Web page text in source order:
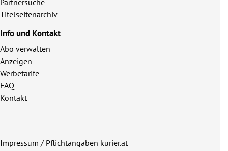
Titelseitenarchiv
Info und Kontakt
Abo verwalten
Anzeigen
Werbetarife
FAQ
Kontakt
Impressum / Pflichtangaben kurier.at